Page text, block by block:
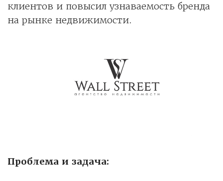
клиентов и повысил узнаваемость бренда
на рынке недвижимости.
Проблема и задача: